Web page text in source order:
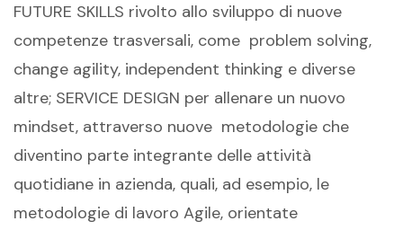
FUTURE SKILLS rivolto allo sviluppo di nuove
competenze trasversali, come problem solving,
change agility, independent thinking e diverse
altre; SERVICE DESIGN per allenare un nuovo
mindset, attraverso nuove metodologie che
diventino parte integrante delle attività
quotidiane in azienda, quali, ad esempio, le
metodologie di lavoro Agile, orientate